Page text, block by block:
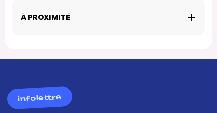
À PROXIMITÉ
infolettre